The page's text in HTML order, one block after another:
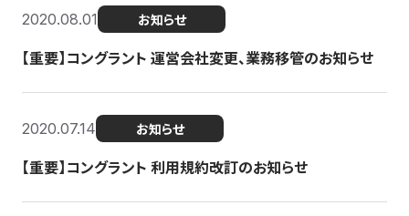
2020.08.01 お知らせ
【重要】コングラント 運営会社変更、業務移管のお知らせ
2020.07.14 お知らせ
【重要】コングラント 利用規約改訂のお知らせ